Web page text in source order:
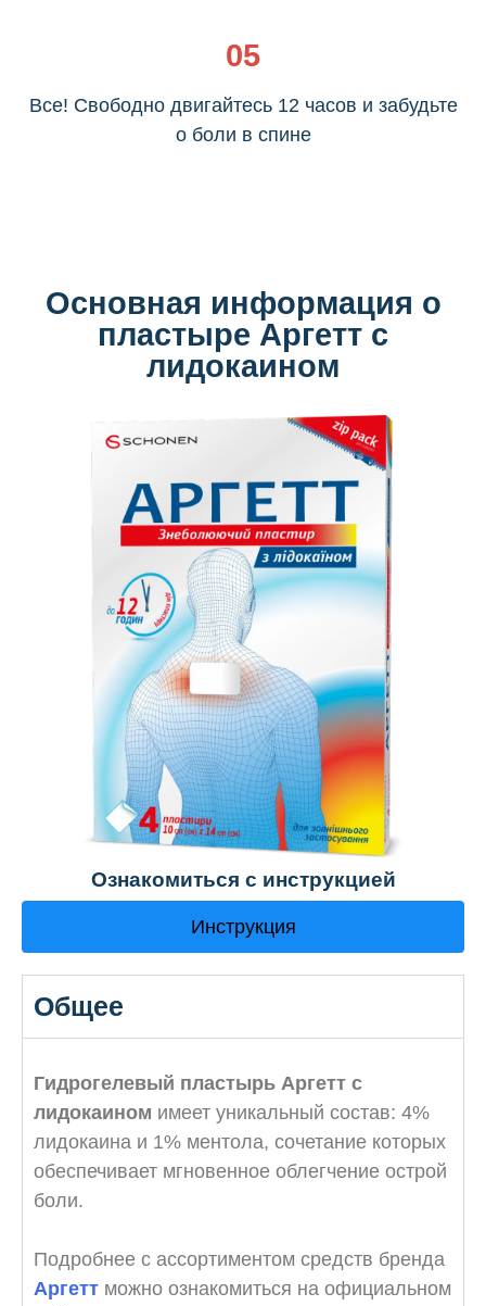
05
Все! Свободно двигайтесь 12 часов и забудьте
о боли в спине
Основная информация о
пластыре Аргетт с
лидокаином
Ознакомиться с инструкцией
Инструкция
Общее
Гидрогелевый пластырь Аргетт с
лидокаином имеет уникальный состав: 4%
лидокаина и 1% ментола, сочетание которых
обеспечивает мгновенное облегчение острой
боли.
Подробнее с ассортиментом средств бренда
Аргетт можно ознакомиться на официальном